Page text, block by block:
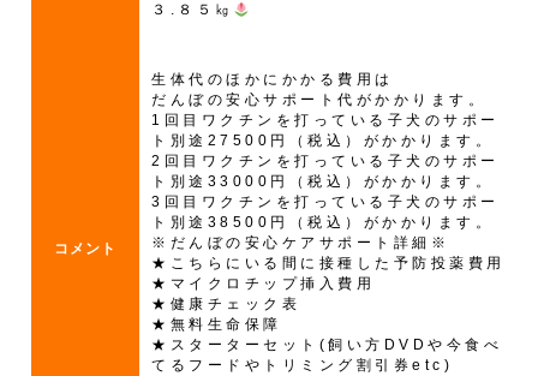
コメント
３.８５㎏
生体代のほかにかかる費用は
だんぼの安心サポート代がかかります。
1回目ワクチンを打っている子犬のサポー
ト別途27500円（税込）がかかります。
2回目ワクチンを打っている子犬のサポー
ト別途33000円（税込）がかかります。
3回目ワクチンを打っている子犬のサポー
ト別途38500円（税込）がかかります。
※だんぼの安心ケアサポート詳細※
★こちらにいる間に接種した予防投薬費用
★マイクロチップ挿入費用
★健康チェック表
★無料生命保障
★スターターセット(飼い方DVDや今食べ
てるフードやトリミング割引券etc)